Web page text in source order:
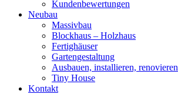
Kundenbewertungen
Neubau
Massivbau
Blockhaus – Holzhaus
Fertighäuser
Gartengestaltung
Ausbauen, installieren, renovieren
Tiny House
Kontakt